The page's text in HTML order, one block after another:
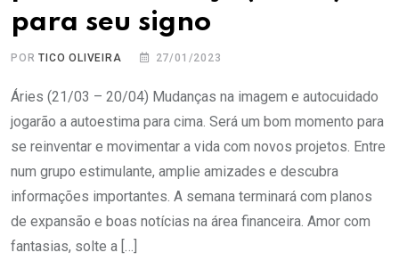
para seu signo
PORTICO OLIVEIRA 27/01/2023
Áries (21/03 – 20/04) Mudanças na imagem e autocuidado
jogarão a autoestima para cima. Será um bom momento para
se reinventar e movimentar a vida com novos projetos. Entre
num grupo estimulante, amplie amizades e descubra
informações importantes. A semana terminará com planos
de expansão e boas notícias na área financeira. Amor com
fantasias, solte a […]